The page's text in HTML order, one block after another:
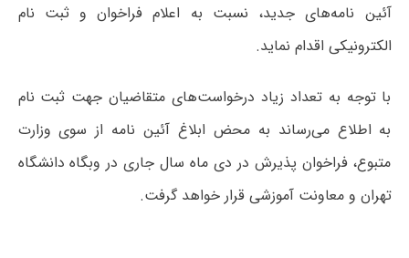
آئین نامه‌های جدید، نسبت به اعلام فراخوان و ثبت نام
الکترونیکی اقدام نماید.
با توجه به تعداد زیاد درخواست‌های متقاضیان جهت ثبت نام
به اطلاع می‌رساند به محض ابلاغ آئین نامه از سوی وزارت
متبوع، فراخوان پذیرش در دی ماه سال جاری در وبگاه دانشگاه
تهران و معاونت آموزشی قرار خواهد گرفت.